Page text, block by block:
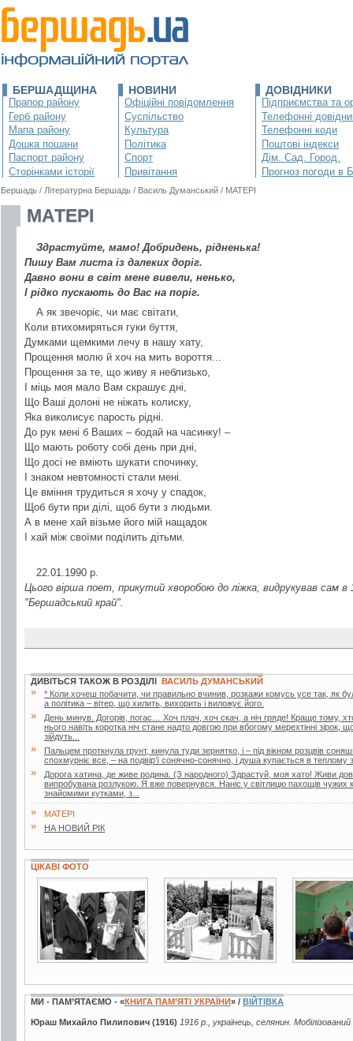
БЕРШАДЩИНА
Прапор району
Герб району
Мапа району
Дошка пошани
Паспорт району
Сторінками історії
НОВИНИ
Офіційні повідомлення
Суспільство
Культура
Політика
Спорт
Привітання
ДОВІДНИКИ
Підприємства та
Телефонні
Телефонні коди
Поштові індекси
Дім. Сад. Город.
Прогноз погоди в
Бершадь / Літературна Бершадь / Василь Думанський / МАТЕРІ
МАТЕРІ
Здрастуйте, мамо! Добридень, рідненька!
Пишу Вам листа із далеких доріг.
Давно вони в світ мене вивели, ненько,
І рідко пускають до Вас на поріг.
А як звечоріє, чи має світати,
Коли втихомиряться гуки буття,
Думками щемкими лечу в нашу хату,
Прощення молю й хоч на мить вороття...
Прощення за те, що живу я неблизько,
І міць моя мало Вам скрашує дні,
Що Ваші долоні не ніжать колиску,
Яка виколисує парость рідні.
До рук мені б Ваших – бодай на часинку! –
Що мають роботу собі день при дні,
Що досі не вміють шукати спочинку,
І знаком невтомності стали мені.
Це вміння трудиться я хочу у спадок,
Щоб бути при ділі, щоб бути з людьми.
А в мене хай візьме його мій нащадок
І хай між своїми поділить дітьми.
22.01.1990 р.
Цього вірша поет, прикутий хворобою до ліжка, видрукував сам в
"Бершадський край".
ДИВІТЬСЯ ТАКОЖ В РОЗДІЛІ ВАСИЛЬ ДУМАНСЬКИЙ
»
* Коли хочеш побачити, чи правильно вчинив, розкажи комусь усе так, як
а політика – вітер, що хилить, вихорить і виложує його.
»
День минув. Догорів, погас… Хоч плач, хоч скач, а ніч гряде! Краще тому,
нього навіть коротка ніч стане надто довгою при вбогому мерехтінні зірок,
зійдуть...
»
Пальцем проткнула грунт, кинула туди зернятко, і – під вікном розцвів
спохмурніє все, – на подвір’ї сонячно-сонячно, і душа купається в
»
Дорога хатина, де живе родина. (З народного) Здрастуй, моя хато! Живи
випробувана розлукою. Я вже повернувся. Наніс у світлицю пахощів чужих
знайомими кутками, з...
» МАТЕРІ
» НА НОВИЙ РІК
ЦІКАВІ ФОТО
3 фото 5 фото
МИ - ПАМ’ЯТАЄМО - «КНИГА ПАМ’ЯТІ УКРАЇНИ» / ВІЙТІВКА
Юраш Михайло Пилипович (1916) 1916 р., українець, селянин.